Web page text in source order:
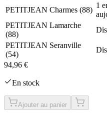
PETITJEAN Charmes (88)
1
PETITJEAN Lamarche
(88)
PETITJEAN Seranville
(54)
94,96 €
En stock
Ajouter au panier